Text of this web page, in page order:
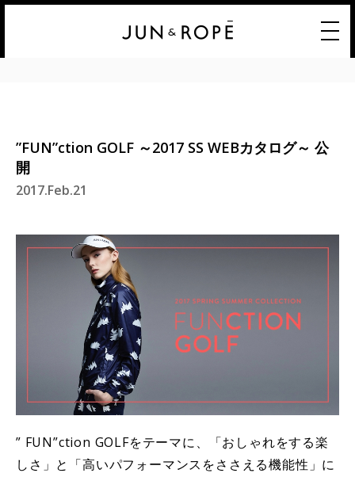
”FUN”ction GOLF ～2017 SS WEBカタログ～ 公
開
2017.Feb.21
” FUN”ction GOLFをテーマに、「おしゃれをする楽
しさ」と「高いパフォーマンスをささえる機能性」に